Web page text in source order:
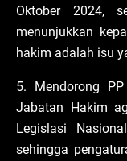
Oktober 2024,
menunjukkan
hakim adalah isu
5. Mendorong
Jabatan Hakim
Legislasi
sehingga